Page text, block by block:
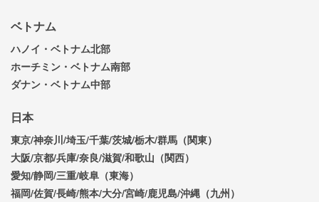
ベトナム
ハノイ・ベトナム北部
ホーチミン・ベトナム南部
ダナン・ベトナム中部
日本
東京/神奈川/埼玉/千葉/茨城/栃木/群馬（関東）
大阪/京都/兵庫/奈良/滋賀/和歌山（関西）
愛知/静岡/三重/岐阜（東海）
福岡/佐賀/長崎/熊本/大分/宮崎/鹿児島/沖縄（九州）